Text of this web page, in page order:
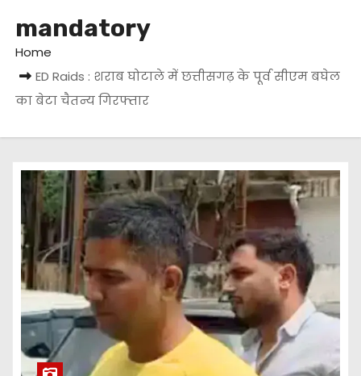
mandatory
Home
ED Raids : शराब घोटाले में छत्तीसगढ़ के पूर्व सीएम बघेल
का बेटा चैतन्य गिरफ्तार